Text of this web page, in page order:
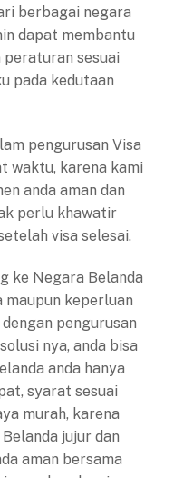
berbagai negara
dapat membantu
peraturan sesuai
pada kedutaan
pengurusan Visa
waktu, karena kami
anda aman dan
perlu khawatir
visa selesai.
ke Negara Belanda
maupun keperluan
pengurusan
nya, anda bisa
anda hanya
syarat sesuai
murah, karena
jujur dan
aman bersama